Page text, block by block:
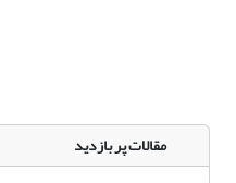
مقالات پر بازدید